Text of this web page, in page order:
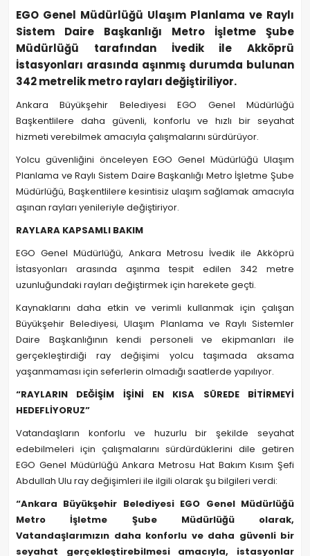
EGO Genel Müdürlüğü Ulaşım Planlama ve Raylı
Sistem Daire Başkanlığı Metro İşletme Şube
Müdürlüğü tarafından İvedik ile Akköprü
İstasyonları arasında aşınmış durumda bulunan
342 metrelik metro rayları değiştiriliyor.
Ankara Büyükşehir Belediyesi EGO Genel Müdürlüğü
Başkentlilere daha güvenli, konforlu ve hızlı bir seyahat
hizmeti verebilmek amacıyla çalışmalarını sürdürüyor.
Yolcu güvenliğini önceleyen EGO Genel Müdürlüğü Ulaşım
Planlama ve Raylı Sistem Daire Başkanlığı Metro İşletme Şube
Müdürlüğü, Başkentlilere kesintisiz ulaşım sağlamak amacıyla
aşınan rayları yenileriyle değiştiriyor.
RAYLARA KAPSAMLI BAKIM
EGO Genel Müdürlüğü, Ankara Metrosu İvedik ile Akköprü
İstasyonları arasında aşınma tespit edilen 342 metre
uzunluğundaki rayları değiştirmek için harekete geçti.
Kaynaklarını daha etkin ve verimli kullanmak için çalışan
Büyükşehir Belediyesi, Ulaşım Planlama ve Raylı Sistemler
Daire Başkanlığının kendi personeli ve ekipmanları ile
gerçekleştirdiği ray değişimi yolcu taşımada aksama
yaşanmaması için seferlerin olmadığı saatlerde yapılıyor.
“RAYLARIN DEĞİŞİM İŞİNİ EN KISA SÜREDE BİTİRMEYİ
HEDEFLİYORUZ”
Vatandaşların konforlu ve huzurlu bir şekilde seyahat
edebilmeleri için çalışmalarını sürdürdüklerini dile getiren
EGO Genel Müdürlüğü Ankara Metrosu Hat Bakım Kısım Şefi
Abdullah Ulu ray değişimleri ile ilgili olarak şu bilgileri verdi:
“Ankara Büyükşehir Belediyesi EGO Genel Müdürlüğü
Metro İşletme Şube Müdürlüğü olarak,
Vatandaşlarımızın daha konforlu ve daha güvenli bir
seyahat gerçekleştirebilmesi amacıyla, istasyonlar